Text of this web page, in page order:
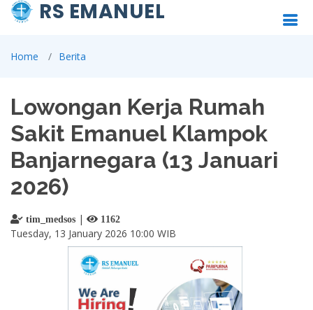
RS EMANUEL
Home Berita
Lowongan Kerja Rumah
Sakit Emanuel Klampok
Banjarnegara (13 Januari
2026)
tim_medsos | 1162
Tuesday, 13 January 2026 10:00 WIB